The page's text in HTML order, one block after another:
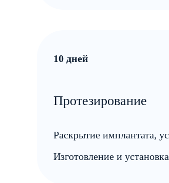
10 дней
Протезирование
Раскрытие имплантата,
Изготовление и